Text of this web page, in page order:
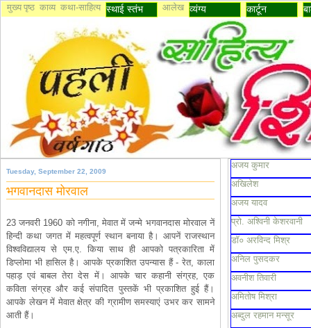
मुख्य पृष्ठ काव्य कथा-साहित्य स्थाई स्तंभ आलेख व्यंग्य कार्टून
Tuesday, September 22, 2009
भगवानदास मोरवाल
23 जनवरी 1960 को नगीना, मेवात में जन्मे भगवानदास मोरवाल नें
हिन्दी कथा जगत में महत्वपूर्ण स्थान बनाया है। आपनें राजस्थान
विश्वविद्यालय से एम.ए. किया साथ ही आपको पत्रकारिता में
डिप्लोमा भी हासिल है। आपके प्रकाशित उपन्यास हैं - रेत, काला
पहाड़ एवं बाबल तेरा देस में। आपके चार कहानी संग्रह, एक
कविता संग्रह और कई संपादित पुस्तकें भी प्रकाशित हुई हैं।
आपके लेखन में मेवात क्षेत्र की ग्रामीण समस्याएं उभर कर सामने
आती हैं।
अजय कुमार
अखिलेश
अजय यादव
प्रो. अश्विनी केशरवानी
डॉ० अरविन्द मिश्र
अनिल पुसदकर
अवनीश तिवारी
अमितोष मिश्रा
अब्दुल रहमान मन्सूर